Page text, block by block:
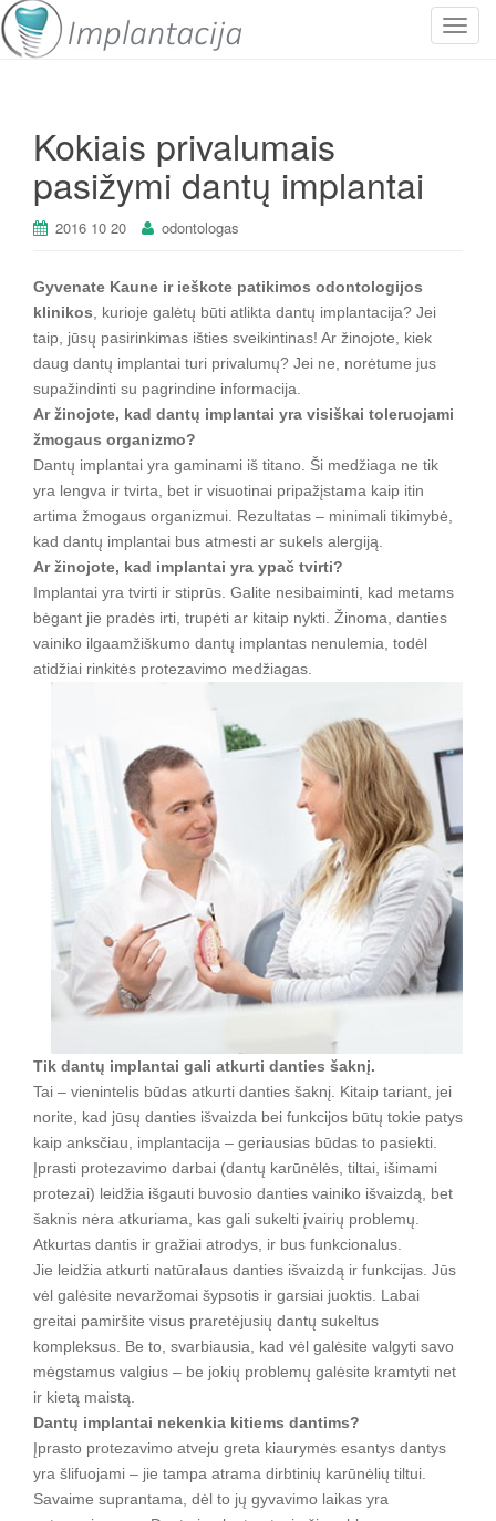
P
Kokiais privalumais
pasižymi dantų implantai
2016 10 20 odontologas
Gyvenate Kaune ir ieškote patikimos odontologijos
klinikos , kurioje galėtų būti atlikta dantų implantacija? Jei
taip, jūsų pasirinkimas išties sveikintinas! Ar žinojote, kiek
daug dantų implantai turi privalumų? Jei ne, norėtume jus
supažindinti su pagrindine informacija.
Ar žinojote, kad dantų implantai yra visiškai toleruojami
žmogaus organizmo?
Dantų implantai yra gaminami iš titano. Ši medžiaga ne tik
yra lengva ir tvirta, bet ir visuotinai pripažįstama kaip itin
artima žmogaus organizmui. Rezultatas – minimali tikimybė,
kad dantų implantai bus atmesti ar sukels alergiją.
Ar žinojote, kad implantai yra ypač tvirti?
Implantai yra tvirti ir stiprūs. Galite nesibaiminti, kad metams
bėgant jie pradės irti, trupėti ar kitaip nykti. Žinoma, danties
vainiko ilgaamžiškumo dantų implantas nenulemia, todėl
atidžiai rinkitės protezavimo medžiagas.
Tik dantų implantai gali atkurti danties šaknį.
Tai – vienintelis būdas atkurti danties šaknį. Kitaip tariant, jei
norite, kad jūsų danties išvaizda bei funkcijos būtų tokie patys
kaip anksčiau, implantacija – geriausias būdas to pasiekti.
Įprasti protezavimo darbai (dantų karūnėlės, tiltai, išimami
protezai) leidžia išgauti buvosio danties vainiko išvaizdą, bet
šaknis nėra atkuriama, kas gali sukelti įvairių problemų.
Atkurtas dantis ir gražiai atrodys, ir bus funkcionalus.
Jie leidžia atkurti natūralaus danties išvaizdą ir funkcijas. Jūs
vėl galėsite nevaržomai šypsotis ir garsiai juoktis. Labai
greitai pamiršite visus praretėjusių dantų sukeltus
kompleksus. Be to, svarbiausia, kad vėl galėsite valgyti savo
mėgstamus valgius – be jokių problemų galėsite kramtyti net
ir kietą maistą.
Dantų implantai nekenkia kitiems dantims?
Įprasto protezavimo atveju greta kiaurymės esantys dantys
yra šlifuojami – jie tampa atrama dirbtinių karūnėlių tiltui.
Savaime suprantama, dėl to jų gyvavimo laikas yra